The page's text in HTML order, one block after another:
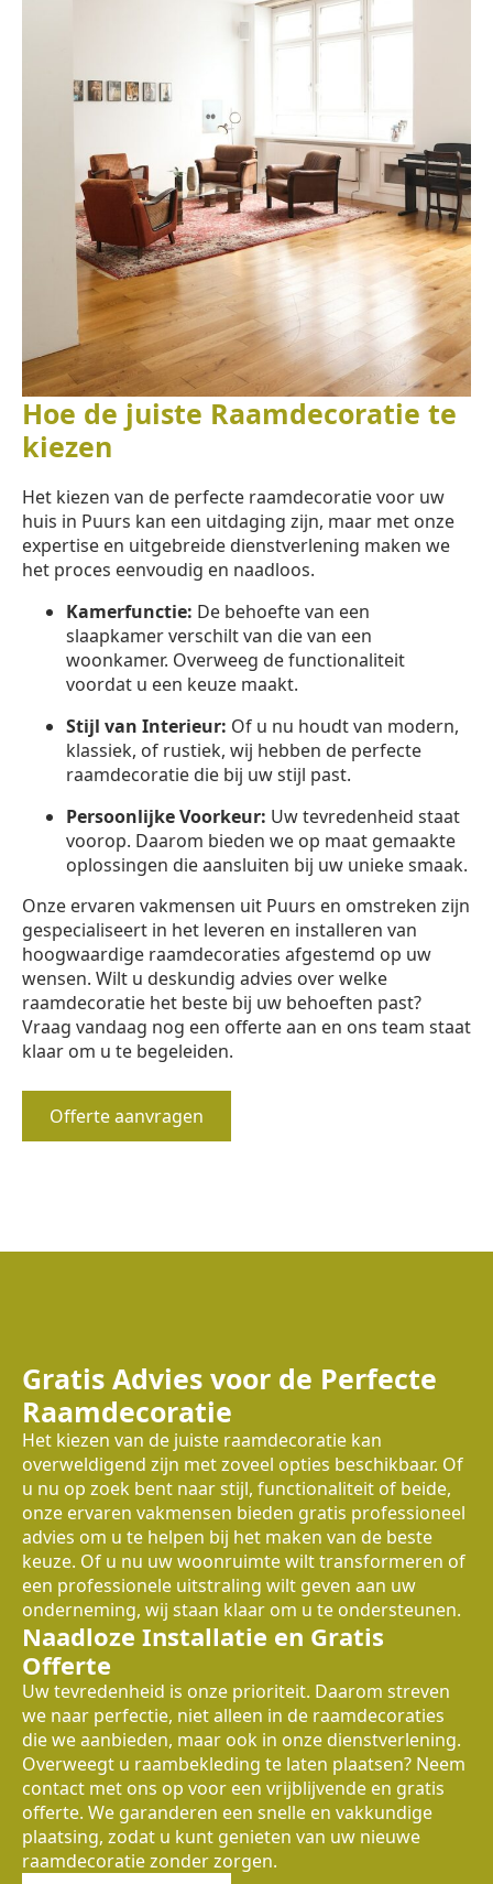
Hoe de juiste Raamdecoratie te
kiezen
Het kiezen van de perfecte raamdecoratie voor uw
huis in Puurs kan een uitdaging zijn, maar met onze
expertise en uitgebreide dienstverlening maken we
het proces eenvoudig en naadloos.
Kamerfunctie: De behoefte van een
slaapkamer verschilt van die van een
woonkamer. Overweeg de functionaliteit
voordat u een keuze maakt.
Stijl van Interieur: Of u nu houdt van modern,
klassiek, of rustiek, wij hebben de perfecte
raamdecoratie die bij uw stijl past.
Persoonlijke Voorkeur: Uw tevredenheid staat
voorop. Daarom bieden we op maat gemaakte
oplossingen die aansluiten bij uw unieke smaak.
Onze ervaren vakmensen uit Puurs en omstreken zijn
gespecialiseert in het leveren en installeren van
hoogwaardige raamdecoraties afgestemd op uw
wensen. Wilt u deskundig advies over welke
raamdecoratie het beste bij uw behoeften past?
Vraag vandaag nog een offerte aan en ons team staat
klaar om u te begeleiden.
Offerte aanvragen
Gratis Advies voor de Perfecte
Raamdecoratie
Het kiezen van de juiste raamdecoratie kan
overweldigend zijn met zoveel opties beschikbaar. Of
u nu op zoek bent naar stijl, functionaliteit of beide,
onze ervaren vakmensen bieden gratis professioneel
advies om u te helpen bij het maken van de beste
keuze. Of u nu uw woonruimte wilt transformeren of
een professionele uitstraling wilt geven aan uw
onderneming, wij staan klaar om u te ondersteunen.
Naadloze Installatie en Gratis
Offerte
Uw tevredenheid is onze prioriteit. Daarom streven
we naar perfectie, niet alleen in de raamdecoraties
die we aanbieden, maar ook in onze dienstverlening.
Overweegt u raambekleding te laten plaatsen? Neem
contact met ons op voor een vrijblijvende en gratis
offerte. We garanderen een snelle en vakkundige
plaatsing, zodat u kunt genieten van uw nieuwe
raamdecoratie zonder zorgen.